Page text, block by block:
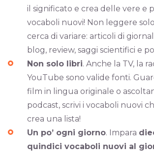
il significato e crea delle vere e
vocaboli nuovi! Non leggere
cerca di variare: articoli di
blog, review, saggi scientifici e
Non solo libri. Anche la TV, la
YouTube sono valide fonti.
film in lingua originale o
podcast, scrivi i vocaboli nuovi
crea una lista!
Un po’ ogni giorno. Impara
quindici vocaboli nuovi al